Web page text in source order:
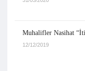
Muhalifler Nasihat
12/12/2019